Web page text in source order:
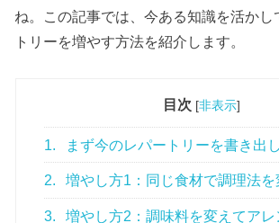
ね。この記事では、今ある知識を活かし
トリーを増やす方法を紹介します。
目次 [非表示]
1. まず今のレパートリーを書き出
2. 増やし方1：同じ食材で調理法を
3. 増やし方2：調味料を変えてアレ